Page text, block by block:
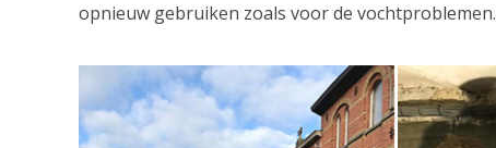
opnieuw gebruiken zoals voor de vochtproblemen.